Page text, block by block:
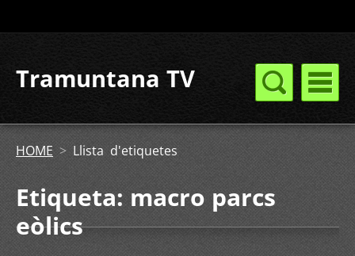
Tramuntana TV
HOME > Llista d'etiquetes
Etiqueta: macro parcs
eòlics